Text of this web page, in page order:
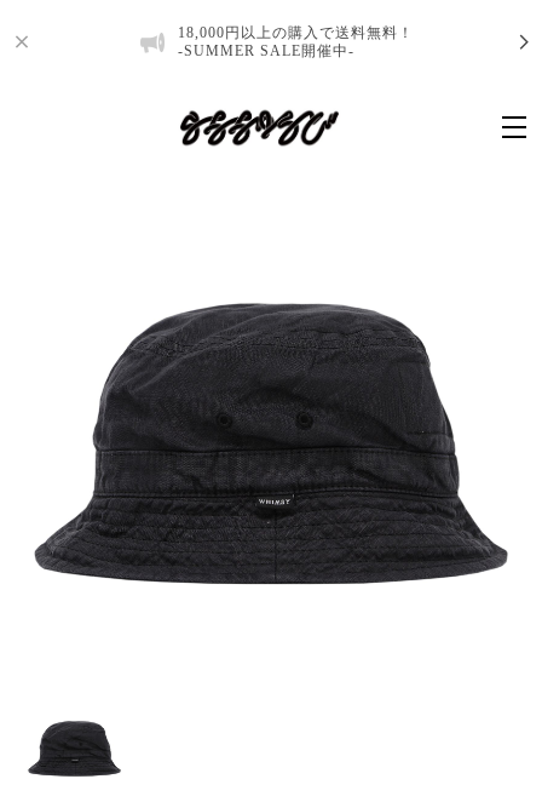
18,000円以上の購入で送料無料！
-SUMMER SALE開催中-